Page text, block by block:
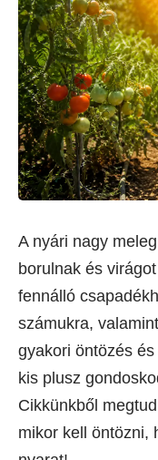
A nyári nagy
borulnak és
fennálló
számukra,
gyakori öntözés
kis plusz
Cikkünkből
mikor kell öntözni,